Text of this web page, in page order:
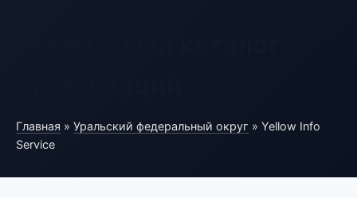
Главная » Уральский федеральный округ » Yellow Info
Service